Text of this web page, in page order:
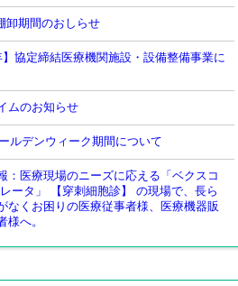
卸期間のおしらせ
】協定締結医療機関施設・設備整備事業に
ムのお知らせ
ルデンウィーク期間について
：医療現場のニーズに応える「ベクスコ
ータ」 【穿刺細胞診】 の現場で、長ら
なくお困りの医療従事者様、医療機器販
様へ。